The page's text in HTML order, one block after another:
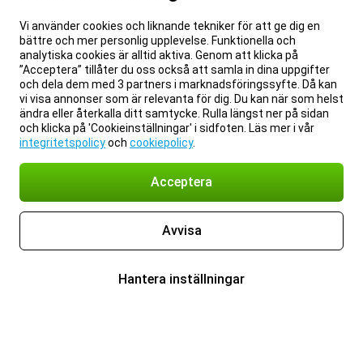
Vi använder cookies och liknande tekniker för att ge dig en
bättre och mer personlig upplevelse. Funktionella och
analytiska cookies är alltid aktiva. Genom att klicka på
”Acceptera” tillåter du oss också att samla in dina uppgifter
och dela dem med 3 partners i marknadsföringssyfte. Då kan
vi visa annonser som är relevanta för dig. Du kan när som helst
ändra eller återkalla ditt samtycke. Rulla längst ner på sidan
och klicka på 'Cookieinställningar' i sidfoten. Läs mer i vår
integritetspolicyoch cookiepolicy.
Acceptera
Avvisa
Hantera inställningar